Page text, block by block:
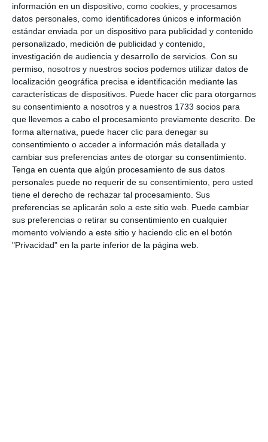
información en un dispositivo, como cookies, y procesamos
datos personales, como identificadores únicos e información
estándar enviada por un dispositivo para publicidad y contenido
personalizado, medición de publicidad y contenido,
investigación de audiencia y desarrollo de servicios. Con su
permiso, nosotros y nuestros socios podemos utilizar datos de
localización geográfica precisa e identificación mediante las
características de dispositivos. Puede hacer clic para otorgarnos
su consentimiento a nosotros y a nuestros 1733 socios para
que llevemos a cabo el procesamiento previamente descrito. De
forma alternativa, puede hacer clic para denegar su
consentimiento o acceder a información más detallada y
cambiar sus preferencias antes de otorgar su consentimiento.
Tenga en cuenta que algún procesamiento de sus datos
personales puede no requerir de su consentimiento, pero usted
tiene el derecho de rechazar tal procesamiento. Sus
preferencias se aplicarán solo a este sitio web. Puede cambiar
sus preferencias o retirar su consentimiento en cualquier
momento volviendo a este sitio y haciendo clic en el botón
"Privacidad" en la parte inferior de la página web.
El coleccionismo demuestra su
lado más solidario con una
donación a Sembrando
Sonrisas
La mijeña Marta Ortega, 4ª en la
Copa de España de baloncesto
3x3
DEPORTES
Mozart, Beethoven y Chopin
para despedir el VII Festival
Internacional de Piano de
Málaga
ACTUALIDAD
Arte y metal se unen en la nueva